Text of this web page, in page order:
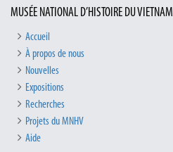
MUSÉE NATIONAL D’HISTOIRE DU VIETNAM
Accueil
À propos de nous
Nouvelles
Expositions
Recherches
Projets du MNHV
Aide